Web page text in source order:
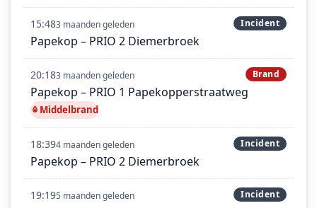
15:483 maanden geleden Incident
Papekop – PRIO 2 Diemerbroek
20:183 maanden geleden Brand
Papekop – PRIO 1 Papekopperstraatweg
Middelbrand
18:394 maanden geleden Incident
Papekop – PRIO 2 Diemerbroek
19:195 maanden geleden Incident